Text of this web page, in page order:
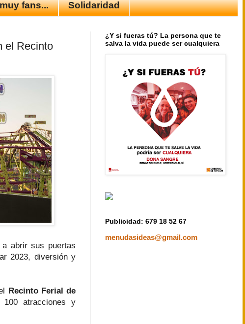
fans... Solidaridad
el Recinto
abrir sus puertas
2023, diversión y
Recinto Ferial de
atracciones y
¿Y si fueras tú? La persona que te
salva la vida puede ser cualquiera
Publicidad: 679 18 52 67
menudasideas@gmail.com